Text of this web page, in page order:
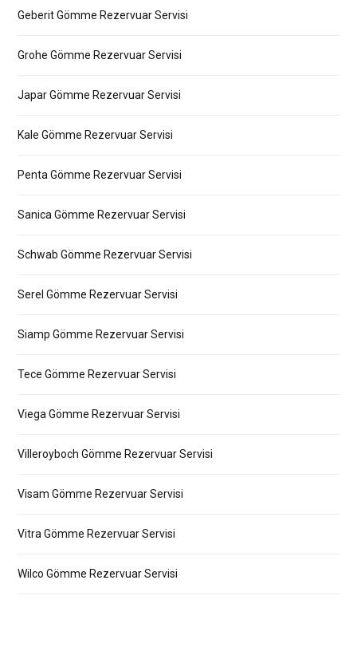
Geberit Gömme Rezervuar Servisi
Grohe Gömme Rezervuar Servisi
Japar Gömme Rezervuar Servisi
Kale Gömme Rezervuar Servisi
Penta Gömme Rezervuar Servisi
Sanica Gömme Rezervuar Servisi
Schwab Gömme Rezervuar Servisi
Serel Gömme Rezervuar Servisi
Siamp Gömme Rezervuar Servisi
Tece Gömme Rezervuar Servisi
Viega Gömme Rezervuar Servisi
Villeroyboch Gömme Rezervuar Servisi
Visam Gömme Rezervuar Servisi
Vitra Gömme Rezervuar Servisi
Wilco Gömme Rezervuar Servisi